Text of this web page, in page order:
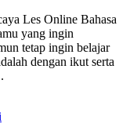
Les Online Bahasa
yang ingin
tetap ingin belajar
dengan ikut serta